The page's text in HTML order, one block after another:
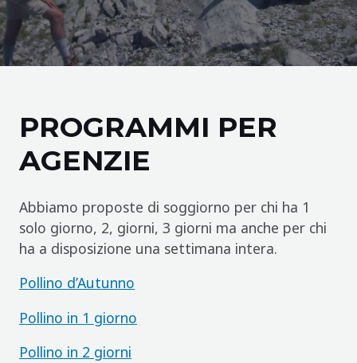
PROGRAMMI PER
AGENZIE
Abbiamo proposte di soggiorno per chi ha 1
solo giorno, 2, giorni, 3 giorni ma anche per chi
ha a disposizione una settimana intera.
Pollino d’Autunno
Pollino in 1 giorno
Pollino in 2 giorni